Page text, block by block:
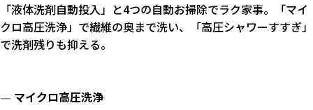
「液体洗剤自動投入」と4つの自動お掃除でラク家事。「マイ
クロ高圧洗浄」で繊維の奥まで洗い、「高圧シャワーすすぎ」
で洗剤残りも抑える。
マイクロ高圧洗浄